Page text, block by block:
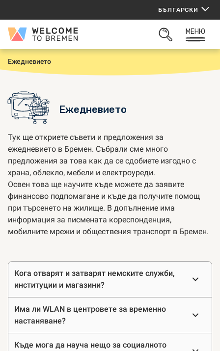
съдържанието
БЪЛГАРСКИ
Welcome
ОТВОРИ
МЕНЮ
Н
а
л
о
Ежедневието
Ежедневието
Тук ще откриете съвети и предложения за
ежедневието в Бремен. Събрали сме много
предложения за това как да се сдобиете изгодно с
храна, облекло, мебели и електроуреди.
Освен това ще научите къде можете да заявите
финансово подпомагане и къде да получите помощ
при търсенето на жилище. В допълнение има
информация за писмената кореспонденция,
мобилните мрежи и обществения транспорт в Бремен.
Предложения
от
Пазара
Кога отварят и затварят немските служби,
институции и магазини?
Има ли WLAN в центровете за временно
настаняване?
Къде мога да науча нещо за социалното